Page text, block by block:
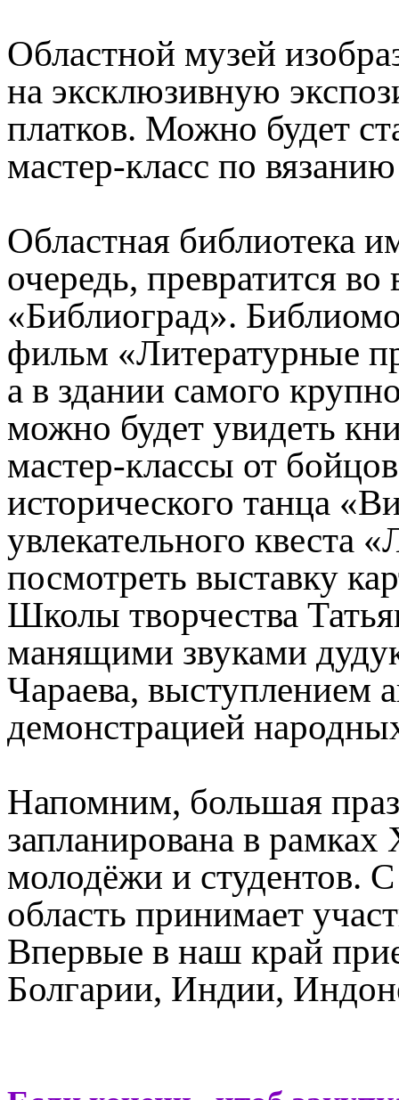
Областной музей
на эксклюзивную
платков. Можно будет
мастер-класс по
Областная библиотека
очередь, превратится
«Библиоград».
фильм «Литературные
а в здании самого
можно будет увидеть
мастер-классы от
исторического танца
увлекательного квеста
посмотреть выставку
Школы творчества
манящими звуками
Чараева, выступлением
демонстрацией
Напомним, большая
запланирована в
молодёжи и студентов.
область принимает
Впервые в наш край
Болгарии, Индии,